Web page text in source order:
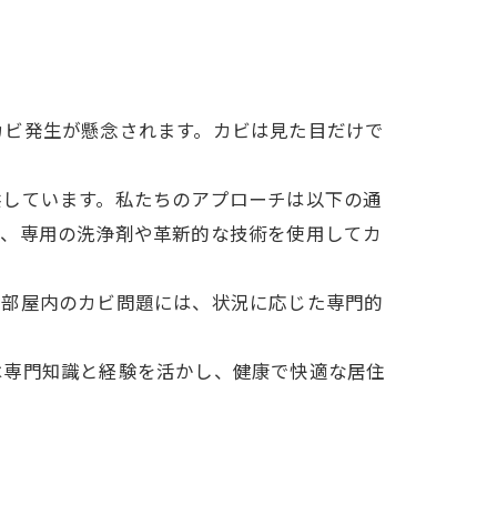
発生が懸念されます。カビは見た目だけで
ています。私たちのアプローチは以下の通
専用の洗浄剤や革新的な技術を使用してカ
屋内のカビ問題には、状況に応じた専門的
門知識と経験を活かし、健康で快適な居住